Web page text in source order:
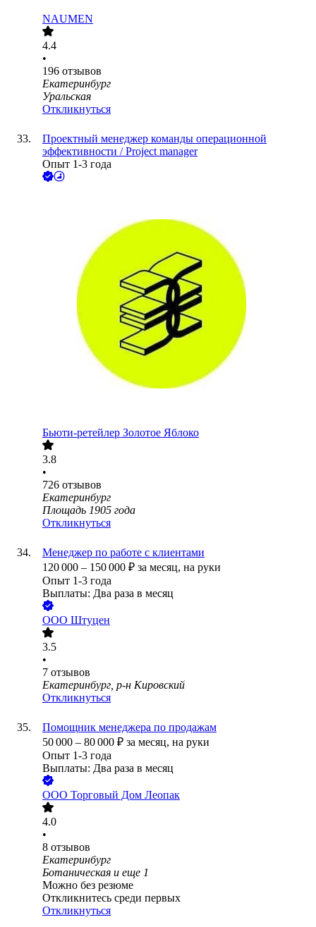
NAUMEN
4.4
•
196 отзывов
Екатеринбург
Уральская
Откликнуться
Проектный менеджер команды операционной
эффективности / Project manager
Опыт 1-3 года
Бьюти-ретейлер Золотое Яблоко
3.8
•
726 отзывов
Екатеринбург
Площадь 1905 года
Откликнуться
Менеджер по работе с клиентами
120 000 – 150 000 ₽ за месяц, на руки
Опыт 1-3 года
Выплаты: Два раза в месяц
ООО Штуцен
3.5
•
7 отзывов
Екатеринбург, р-н Кировский
Откликнуться
Помощник менеджера по продажам
50 000 – 80 000 ₽ за месяц, на руки
Опыт 1-3 года
Выплаты: Два раза в месяц
ООО Торговый Дом Леопак
4.0
•
8 отзывов
Екатеринбург
Ботаническая и еще 1
Можно без резюме
Откликнитесь среди первых
Откликнуться